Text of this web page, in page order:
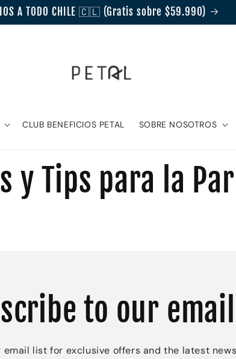
A TODO CHILE 🇨🇱 (Gratis sobre $59.990)
CLUB BENEFICIOS PETAL SOBRE NOSOTROS
y Tips para la
to our
email list for exclusive offers and the latest